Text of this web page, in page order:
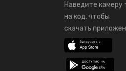
Наведите камеру
на код, чтобы
скачать